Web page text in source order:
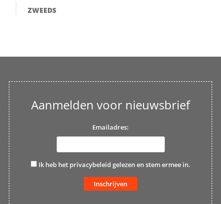
ZWEEDS
Aanmelden voor nieuwsbrief
Emailadres:
Ik heb het privacybeleid gelezen en stem ermee in.